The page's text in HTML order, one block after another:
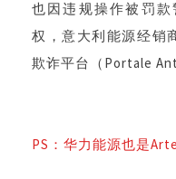
也因违规操作被罚
权，意大利能源经销
欺诈平台（Portale
PS：华力能源也是